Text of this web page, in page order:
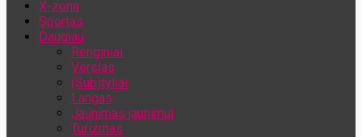
X-zona
Sportas
Daugiau
Renginiai
Verslas
(Sub)tyliai
Langas
Jaunimas jaunimui
Turizmas